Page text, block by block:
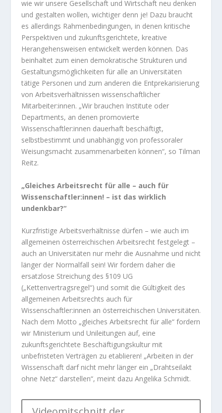
wie wir unsere Gesellschaft und Wirtschaft neu denken
und gestalten wollen, wichtiger denn je! Dazu braucht
es allerdings Rahmenbedingungen, in denen kritische
Perspektiven und zukunftsgerichtete, kreative
Herangehensweisen entwickelt werden können. Das
beinhaltet zum einen demokratische Strukturen und
Gestaltungsmöglichkeiten für alle an Universitäten
tätige Personen und zum anderen die Entprekarisierung
von Arbeitsverhältnissen wissenschaftlicher
Mitarbeiter:innen. „Wir brauchen Institute oder
Departments, an denen promovierte
Wissenschaftler:innen dauerhaft beschäftigt,
selbstbestimmt und unabhängig von professoraler
Weisungsmacht zusammenarbeiten können“, so Tilman
Reitz.
„Gleiches Arbeitsrecht für alle – auch für
Wissenschaftler:innen! – ist das wirklich
undenkbar?“
Kurzfristige Arbeitsverhältnisse dürfen – wie auch im
allgemeinen österreichischen Arbeitsrecht festgelegt –
auch an Universitäten nur mehr die Ausnahme und nicht
länger der Normalfall sein! Wir fordern daher die
ersatzlose Streichung des §109 UG
(„Kettenvertragsregel“) und somit die Gültigkeit des
allgemeinen Arbeitsrechts auch für
Wissenschaftler:innen an österreichischen Universitäten.
Nach dem Motto „gleiches Arbeitsrecht für alle“ fordern
wir Ministerium und Unileitungen auf, eine
zukunftsgerichtete Beschäftigungskultur mit
unbefristeten Verträgen zu etablieren! „Arbeiten in der
Wissenschaft darf nicht mehr länger ein „Drahtseilakt
ohne Netz“ darstellen“, meint dazu Angelika Schmidt.